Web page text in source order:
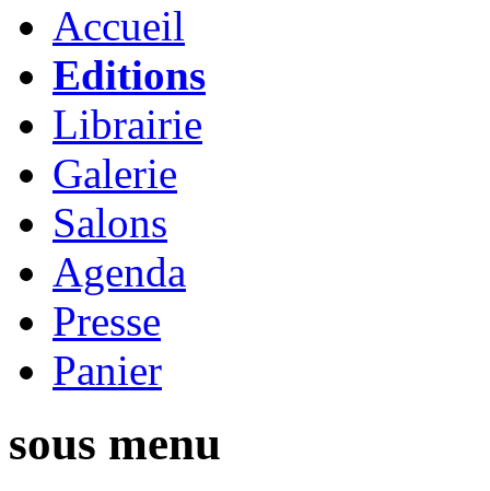
Accueil
Editions
Librairie
Galerie
Salons
Agenda
Presse
Panier
sous menu